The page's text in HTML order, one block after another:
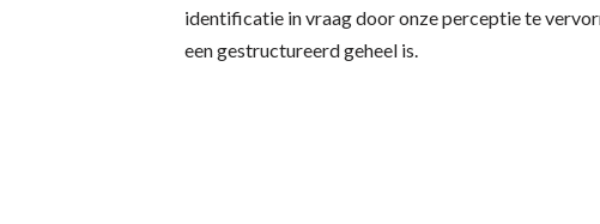
identificatie in vraag door onze perceptie te
een gestructureerd geheel is.